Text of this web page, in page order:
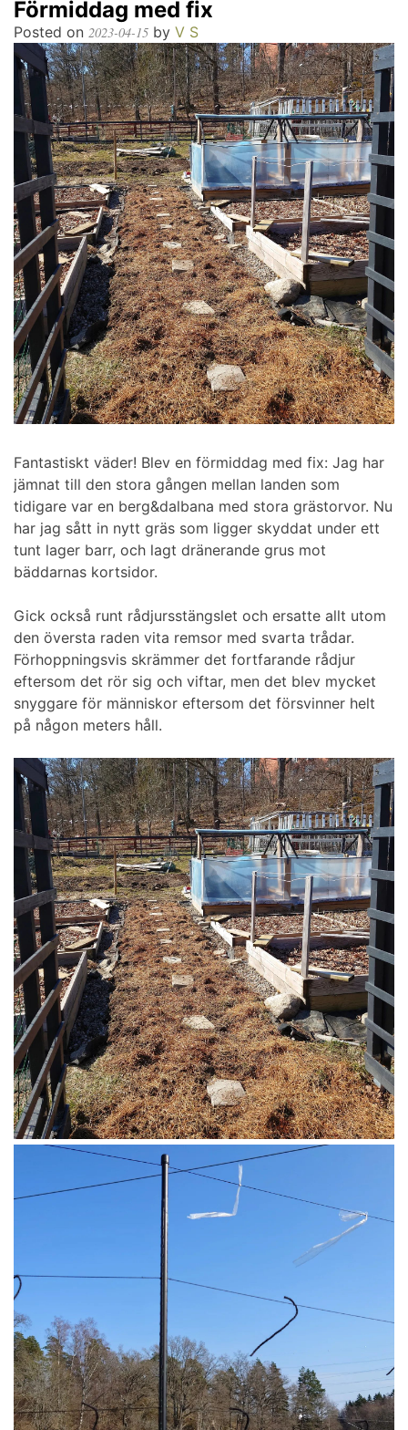
Förmiddag med fix
Posted on 2023-04-15 by V S
Fantastiskt väder! Blev en förmiddag med fix: Jag har
jämnat till den stora gången mellan landen som
tidigare var en berg&dalbana med stora grästorvor. Nu
har jag sått in nytt gräs som ligger skyddat under ett
tunt lager barr, och lagt dränerande grus mot
bäddarnas kortsidor.
Gick också runt rådjursstängslet och ersatte allt utom
den översta raden vita remsor med svarta trådar.
Förhoppningsvis skrämmer det fortfarande rådjur
eftersom det rör sig och viftar, men det blev mycket
snyggare för människor eftersom det försvinner helt
på någon meters håll.